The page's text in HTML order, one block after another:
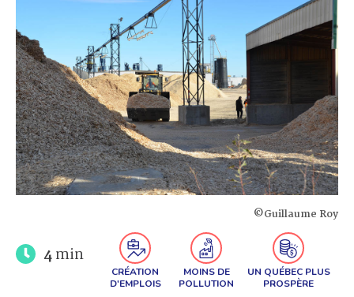
©Guillaume Roy
4min
CRÉATION
D'EMPLOIS
MOINS DE
POLLUTION
UN QUÉBEC PLUS
PROSPÈRE